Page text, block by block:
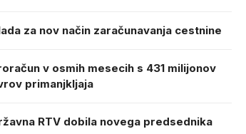
za nov način zaračunavanja cestnine
v osmih mesecih s 431 milijonov
primanjkljaja
RTV dobila novega predsednika